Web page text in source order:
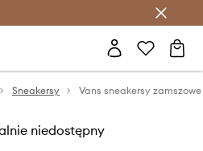
z Answear Club >
Sneakersy
niedostępny